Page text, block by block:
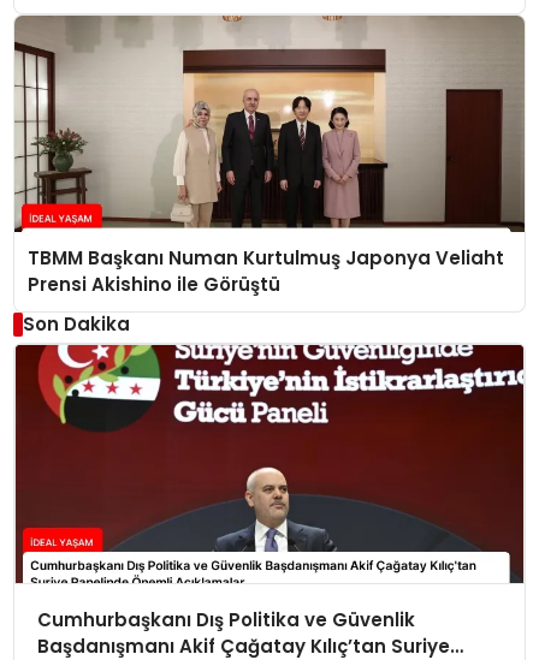
TBMM Başkanı Numan Kurtulmuş Japonya Veliaht
Prensi Akishino ile Görüştü
Son Dakika
Cumhurbaşkanı Dış Politika ve Güvenlik
Başdanışmanı Akif Çağatay Kılıç’tan Suriye